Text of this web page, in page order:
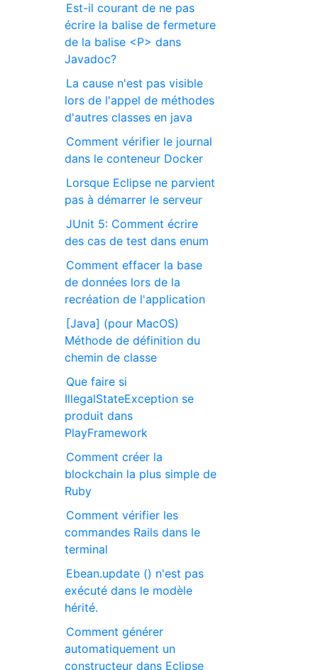
Est-il courant de ne pas
écrire la balise de fermeture
de la balise <P> dans
Javadoc?
La cause n'est pas visible
lors de l'appel de méthodes
d'autres classes en java
Comment vérifier le journal
dans le conteneur Docker
Lorsque Eclipse ne parvient
pas à démarrer le serveur
JUnit 5: Comment écrire
des cas de test dans enum
Comment effacer la base
de données lors de la
recréation de l'application
[Java] (pour MacOS)
Méthode de définition du
chemin de classe
Que faire si
IllegalStateException se
produit dans
PlayFramework
Comment créer la
blockchain la plus simple de
Ruby
Comment vérifier les
commandes Rails dans le
terminal
Ebean.update () n'est pas
exécuté dans le modèle
hérité.
Comment générer
automatiquement un
constructeur dans Eclipse